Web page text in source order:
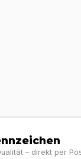
– direkt per